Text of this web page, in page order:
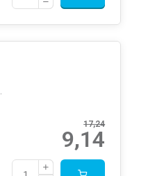
17,24
9,14